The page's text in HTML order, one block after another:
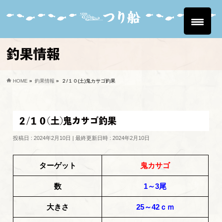
釣果情報
HOME » 釣果情報 » ２/１０(土)鬼カサゴ釣果
２/１０(土)鬼カサゴ釣果
投稿日 : 2024年2月10日 最終更新日時 : 2024年2月10日
ターゲット 鬼カサゴ
数 1～3尾
大きさ 25～42ｃｍ